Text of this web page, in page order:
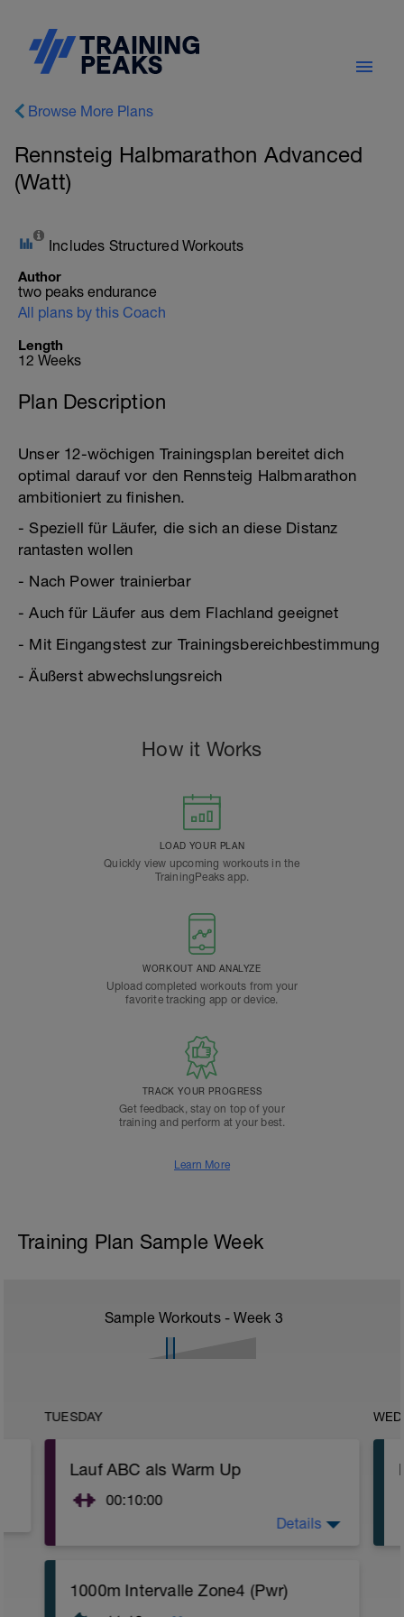
Browse More Plans
Rennsteig Halbmarathon Advanced
(Watt)
Includes Structured Workouts
Author
two peaks endurance
All plans by this Coach
Length
12 Weeks
Plan Description
Unser 12-wöchigen Trainingsplan bereitet dich
optimal darauf vor den Rennsteig Halbmarathon
ambitioniert zu finishen.
- Speziell für Läufer, die sich an diese Distanz
rantasten wollen
- Nach Power trainierbar
- Auch für Läufer aus dem Flachland geeignet
- Mit Eingangstest zur Trainingsbereichbestimmung
- Äußerst abwechslungsreich
How it Works
LOAD YOUR PLAN
Quickly view upcoming workouts in the
TrainingPeaks app.
WORKOUT AND ANALYZE
Upload completed workouts from your
favorite tracking app or device.
TRACK YOUR PROGRESS
Get feedback, stay on top of your
training and perform at your best.
Learn More
Training Plan Sample Week
Sample Workouts - Week 3
TUESDAY
Lauf ABC als Warm Up
00:10:00
währenddessen die Einheit auf deiner
Uhr. Im Warm Up kannst du die
Details
1000m Intervalle Zone4 (Pwr)